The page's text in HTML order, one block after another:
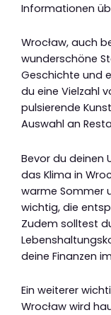
Informationen
Wrocław, auch
wunderschöne
Geschichte und
du eine Vielzahl
pulsierende
Auswahl an
Bevor du deinen
das Klima in
warme Sommer
wichtig, die
Zudem solltest
deine Finanzen
Ein weiterer
Wrocław wird